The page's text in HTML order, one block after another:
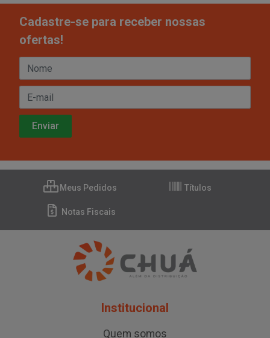
Cadastre-se para receber nossas
ofertas!
Meus Pedidos Títulos
Notas Fiscais
Institucional
Quem somos